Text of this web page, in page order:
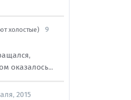
холостые)
9
оказалось...
2015